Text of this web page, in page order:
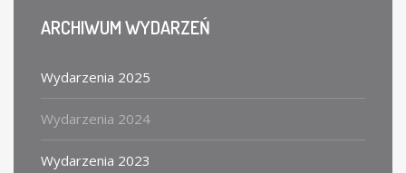
ARCHIWUMWYDARZEŃ
Wydarzenia 2025
Wydarzenia 2024
Wydarzenia 2023